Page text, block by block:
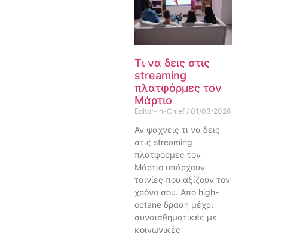
Τι να δεις στις
streaming
πλατφόρμες τον
Μάρτιο
Editor-in-Chief 01/03/2026
Αν ψάχνεις τι να δεις
στις streaming
πλατφόρμες τον
Μάρτιο υπάρχουν
ταινίες που αξίζουν τον
χρόνο σου. Από high-
octane δράση μέχρι
συναισθηματικές με
κοινωνικές